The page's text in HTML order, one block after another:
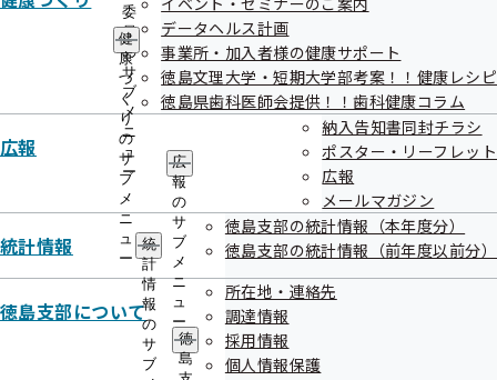
メ
ュ
ー
ニ
ュ
ー
委
員
の
サ
ブ
メ
ニ
ュ
ー
健
康
づ
く
り
の
サ
ブ
メ
ニ
ュ
ー
データヘルス計画
事業所・加入者様の健康サポート
徳島文理大学・短期大学部考案！！健康レシピ
徳島県歯科医師会提供！！歯科健康コラム
広報
広
報
の
サ
ブ
メ
ニ
ュ
ー
納入告知書同封チラシ
ポスター・リーフレット
広報
メールマガジン
統計情報
統
計
情
報
の
サ
ブ
徳島支部の統計情報（本年度分）
徳島支部の統計情報（前年度以前分）
徳島支部について
徳
島
所在地・連絡先
調達情報
採用情報
個人情報保護
特定保健指導実施機関一覧（ご家族さま）
がん検診・特定健診同時実施日程一覧表（市
町村別）【ご家族】
令和8年度人間ドック健診実施機関一覧